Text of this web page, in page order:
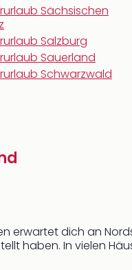
Sächsischen
Salzburg
Sauerland
Schwarzwald
erwartet dich an
haben. In vielen